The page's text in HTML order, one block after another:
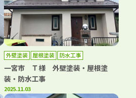
外壁塗装 屋根塗装 防水工事
一宮市 Ｔ様 外壁塗装・屋根塗
装・防水工事
2025.11.03